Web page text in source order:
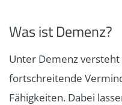
Was ist Demenz?
Unter Demenz
fortschreitende
Fähigkeiten. Dabei